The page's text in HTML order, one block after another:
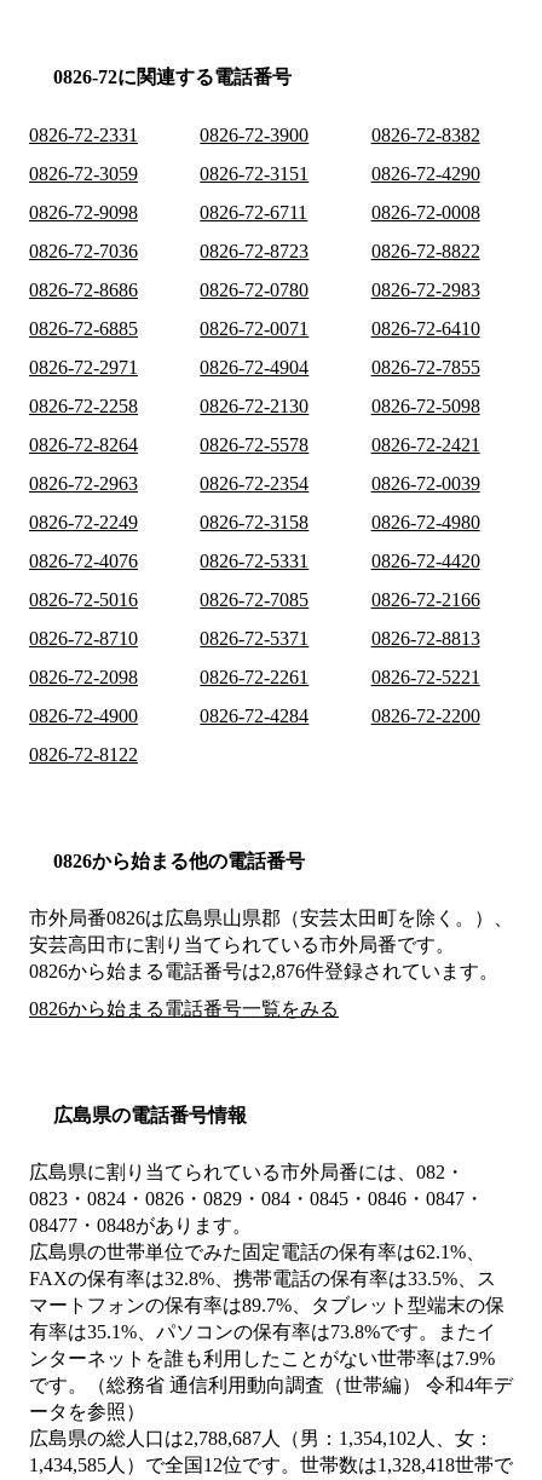
0826-72に関連する電話番号
0826-72-2331 0826-72-3900
0826-72-8382
0826-72-3059
0826-72-3151
0826-72-4290
0826-72-9098
0826-72-6711
0826-72-0008
0826-72-7036
0826-72-8723
0826-72-8822
0826-72-8686
0826-72-0780
0826-72-2983
0826-72-6885
0826-72-0071
0826-72-6410
0826-72-2971
0826-72-4904
0826-72-7855
0826-72-2258
0826-72-2130
0826-72-5098
0826-72-8264
0826-72-5578
0826-72-2421
0826-72-2963
0826-72-2354
0826-72-0039
0826-72-2249
0826-72-3158
0826-72-4980
0826-72-4076
0826-72-5331
0826-72-4420
0826-72-5016
0826-72-7085
0826-72-2166
0826-72-8710
0826-72-5371
0826-72-8813
0826-72-2098
0826-72-2261
0826-72-5221
0826-72-4900
0826-72-4284
0826-72-2200
0826-72-8122
0826から始まる他の電話番号
市外局番0826は広島県山県郡（安芸太田町を除く。）、
安芸高田市に割り当てられている市外局番です。
0826から始まる電話番号は2,876件登録されています。
0826から始まる電話番号一覧をみる
広島県の電話番号情報
広島県に割り当てられている市外局番には、082・
0823・0824・0826・0829・084・0845・0846・0847・
08477・0848があります。
広島県の世帯単位でみた固定電話の保有率は62.1%、
FAXの保有率は32.8%、携帯電話の保有率は33.5%、ス
マートフォンの保有率は89.7%、タブレット型端末の保
有率は35.1%、パソコンの保有率は73.8%です。またイ
ンターネットを誰も利用したことがない世帯率は7.9%
です。（総務省 通信利用動向調査（世帯編） 令和4年デ
ータを参照）
広島県の総人口は2,788,687人（男：1,354,102人、女：
1,434,585人）で全国12位です。世帯数は1,328,418世帯で